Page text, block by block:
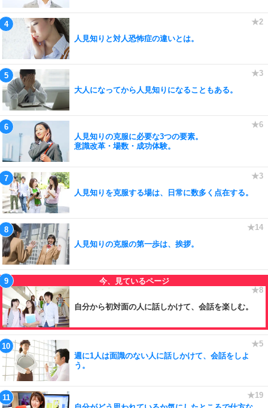
人見知りと対人恐怖症の違いとは。
大人になってから人見知りになることもある。
人見知りの克服に必要な3つの要素。
意識改革・場数・成功体験。
人見知りを克服する場は、日常に数多く点在する。
人見知りの克服の第一歩は、挨拶。
自分から初対面の人に話しかけて、会話を楽しむ。
週に1人は面識のない人に話しかけて、会話をしよ
う。